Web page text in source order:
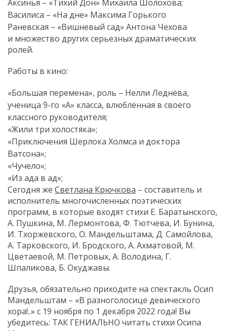
Аксинья – «Тихий Дон» Михаила Шолохова;
Василиса – «На дне» Максима Горького
Раневская – «Вишневый сад» Антона Чехова
и множество других серьезных драматических
ролей.
Работы в кино:
«Большая перемена», роль – Нелли Леднёва,
ученица 9-го «А» класса, влюблённая в своего
классного руководителя;
«Жили три холостяка»;
«Приключения Шерлока Холмса и доктора
Ватсона»;
«Чучело»;
«Из ада в ад»;
Сегодня же Светлана Крючкова – составитель и
исполнитель многочисленных поэтических
программ, в которые входят стихи Е. Баратынского,
А. Пушкина, М. Лермонтова, Ф. Тютчева, И. Бунина,
И. Тхоржевского, О. Мандельштама, Д. Самойлова,
А. Тарковского, И. Бродского, А. Ахматовой, М.
Цветаевой, М. Петровых, А. Володина, Г.
Шпаликова, Б. Окуджавы.
Друзья, обязательно приходите на спектакль Осип
Мандельштам – «В разноголосице девического
хора!..» с 19 ноября по 1 декабря 2022 года! Вы
убедитесь: ТАК ГЕНИАЛЬНО читать стихи Осипа